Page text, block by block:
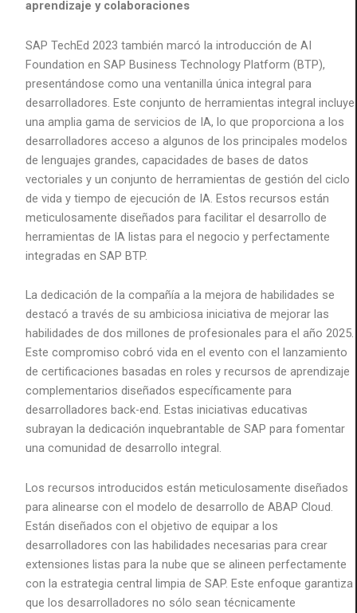
aprendizaje y colaboraciones
SAP TechEd 2023 también marcó la introducción de AI
Foundation en SAP Business Technology Platform (BTP),
presentándose como una ventanilla única integral para
desarrolladores. Este conjunto de herramientas integral incluye
una amplia gama de servicios de IA, lo que proporciona a los
desarrolladores acceso a algunos de los principales modelos
de lenguajes grandes, capacidades de bases de datos
vectoriales y un conjunto de herramientas de gestión del ciclo
de vida y tiempo de ejecución de IA. Estos recursos están
meticulosamente diseñados para facilitar el desarrollo de
herramientas de IA listas para el negocio y perfectamente
integradas en SAP BTP.
La dedicación de la compañía a la mejora de habilidades se
destacó a través de su ambiciosa iniciativa de mejorar las
habilidades de dos millones de profesionales para el año 2025.
Este compromiso cobró vida en el evento con el lanzamiento
de certificaciones basadas en roles y recursos de aprendizaje
complementarios diseñados específicamente para
desarrolladores back-end. Estas iniciativas educativas
subrayan la dedicación inquebrantable de SAP para fomentar
una comunidad de desarrollo integral.
Los recursos introducidos están meticulosamente diseñados
para alinearse con el modelo de desarrollo de ABAP Cloud.
Están diseñados con el objetivo de equipar a los
desarrolladores con las habilidades necesarias para crear
extensiones listas para la nube que se alineen perfectamente
con la estrategia central limpia de SAP. Este enfoque garantiza
que los desarrolladores no sólo sean técnicamente